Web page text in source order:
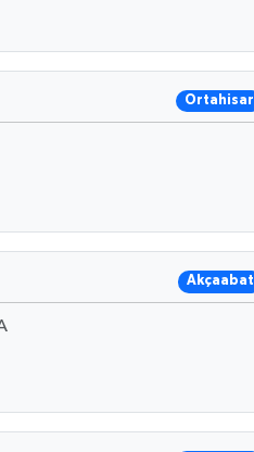
Ortahisar
Akçaabat